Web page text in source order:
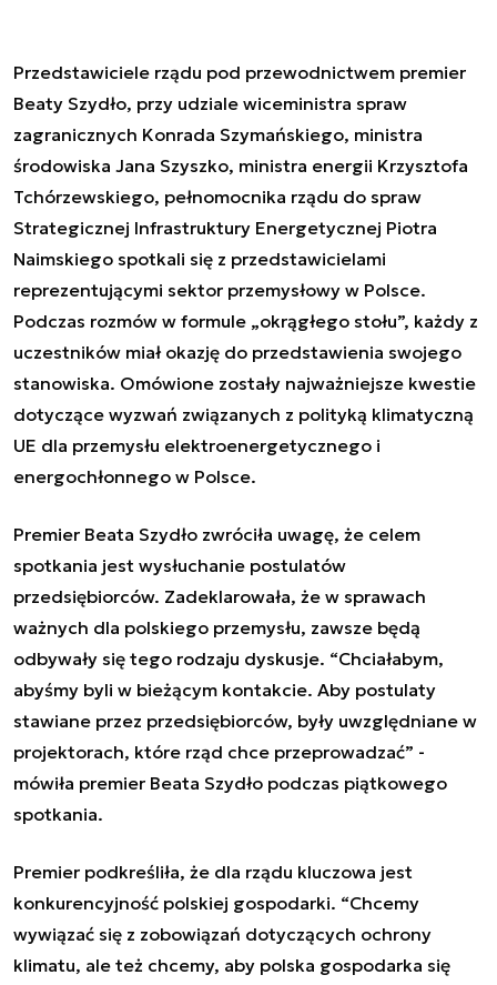
Przedstawiciele rządu pod przewodnictwem premier
Beaty Szydło, przy udziale wiceministra spraw
zagranicznych Konrada Szymańskiego, ministra
środowiska Jana Szyszko, ministra energii Krzysztofa
Tchórzewskiego, pełnomocnika rządu do spraw
Strategicznej Infrastruktury Energetycznej Piotra
Naimskiego spotkali się z przedstawicielami
reprezentującymi sektor przemysłowy w Polsce.
Podczas rozmów w formule „okrągłego stołu”, każdy z
uczestników miał okazję do przedstawienia swojego
stanowiska. Omówione zostały najważniejsze kwestie
dotyczące wyzwań związanych z polityką klimatyczną
UE dla przemysłu elektroenergetycznego i
energochłonnego w Polsce.
Premier Beata Szydło zwróciła uwagę, że celem
spotkania jest wysłuchanie postulatów
przedsiębiorców. Zadeklarowała, że w sprawach
ważnych dla polskiego przemysłu, zawsze będą
odbywały się tego rodzaju dyskusje. “Chciałabym,
abyśmy byli w bieżącym kontakcie. Aby postulaty
stawiane przez przedsiębiorców, były uwzględniane w
projektorach, które rząd chce przeprowadzać” -
mówiła premier Beata Szydło podczas piątkowego
spotkania.
Premier podkreśliła, że dla rządu kluczowa jest
konkurencyjność polskiej gospodarki. “Chcemy
wywiązać się z zobowiązań dotyczących ochrony
klimatu, ale też chcemy, aby polska gospodarka się